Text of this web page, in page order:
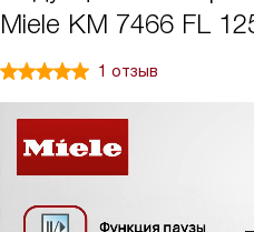
Miele KM 7466 FL
1 отзыв